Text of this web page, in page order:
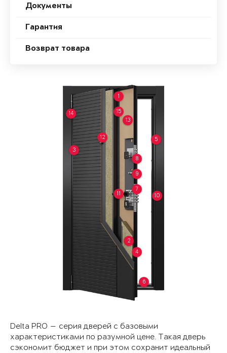
Документы
Гарантия
Возврат товара
1
2
3
4
5
6
7
8
9
10
11
12
13
14 15
Delta PRO — серия дверей с базовыми
характеристиками по разумной цене. Такая дверь
сэкономит бюджет и при этом сохранит идеальный